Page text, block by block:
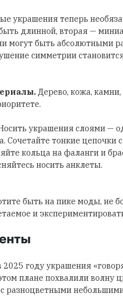
украшения теперь
длинной, вторая —
могут быть абсолютными
симметрии
Дерево, кожа,
украшения слоями —
Сочетайте тонкие цепочки
кольца на фаланги и
носить анклеты.
быть на пике моды, не
и
году украшения
плане похвалили волну
разноцветными